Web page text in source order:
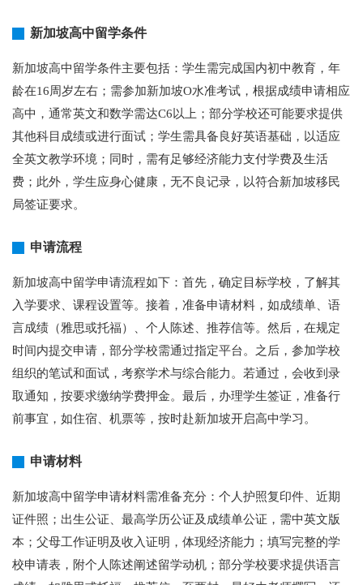
新加坡高中留学条件
新加坡高中留学条件主要包括：学生需完成国内初中教育，年
龄在16周岁左右；需参加新加坡O水准考试，根据成绩申请相应
高中，通常英文和数学需达C6以上；部分学校还可能要求提供
其他科目成绩或进行面试；学生需具备良好英语基础，以适应
全英文教学环境；同时，需有足够经济能力支付学费及生活
费；此外，学生应身心健康，无不良记录，以符合新加坡移民
局签证要求。
申请流程
新加坡高中留学申请流程如下：首先，确定目标学校，了解其
入学要求、课程设置等。接着，准备申请材料，如成绩单、语
言成绩（雅思或托福）、个人陈述、推荐信等。然后，在规定
时间内提交申请，部分学校需通过指定平台。之后，参加学校
组织的笔试和面试，考察学术与综合能力。若通过，会收到录
取通知，按要求缴纳学费押金。最后，办理学生签证，准备行
前事宜，如住宿、机票等，按时赴新加坡开启高中学习。
申请材料
新加坡高中留学申请材料需准备充分：个人护照复印件、近期
证件照；出生公证、最高学历公证及成绩单公证，需中英文版
本；父母工作证明及收入证明，体现经济能力；填写完整的学
校申请表，附个人陈述阐述留学动机；部分学校要求提供语言